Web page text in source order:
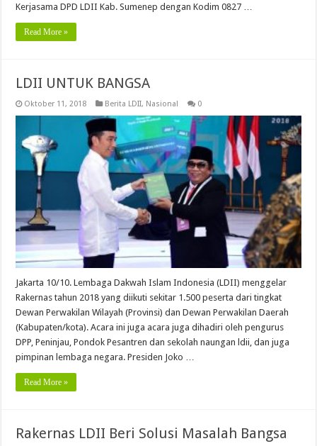
Kerjasama DPD LDII Kab. Sumenep dengan Kodim 0827 …
Read More »
LDII UNTUK BANGSA
Oktober 11, 2018 Berita LDII, Nasional 0
Jakarta 10/10. Lembaga Dakwah Islam Indonesia (LDII) menggelar
Rakernas tahun 2018 yang diikuti sekitar 1.500 peserta dari tingkat
Dewan Perwakilan Wilayah (Provinsi) dan Dewan Perwakilan Daerah
(Kabupaten/kota). Acara ini juga acara juga dihadiri oleh pengurus
DPP, Peninjau, Pondok Pesantren dan sekolah naungan ldii, dan juga
pimpinan lembaga negara. Presiden Joko …
Read More »
Rakernas LDII Beri Solusi Masalah Bangsa